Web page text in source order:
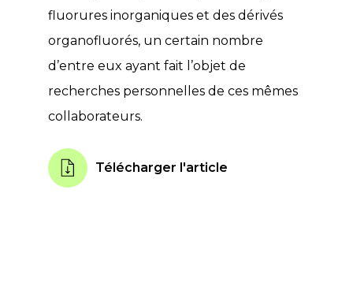
fluorures inorganiques et des dérivés
organofluorés, un certain nombre
d’entre eux ayant fait l’objet de
recherches personnelles de ces mêmes
collaborateurs.
Télécharger l'article